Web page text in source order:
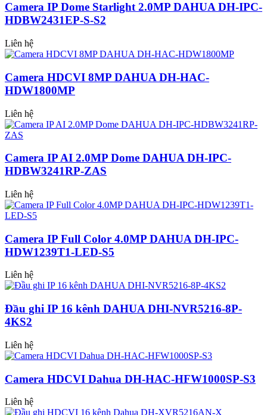
Camera IP Dome Starlight 2.0MP DAHUA DH-IPC-
HDBW2431EP-S-S2
Liên hệ
Camera HDCVI 8MP DAHUA DH-HAC-
HDW1800MP
Liên hệ
Camera IP AI 2.0MP Dome DAHUA DH-IPC-
HDBW3241RP-ZAS
Liên hệ
Camera IP Full Color 4.0MP DAHUA DH-IPC-
HDW1239T1-LED-S5
Liên hệ
Đầu ghi IP 16 kênh DAHUA DHI-NVR5216-8P-
4KS2
Liên hệ
Camera HDCVI Dahua DH-HAC-HFW1000SP-S3
Liên hệ